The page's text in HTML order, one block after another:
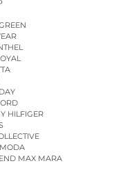
HILFIGER
MAX MARA